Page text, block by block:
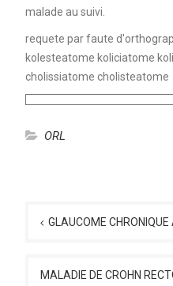
malade au suivi.
requete par faute
kolesteatome koliciatome
cholissiatome cholisteatome
ORL
de GLAUCOME
MALADIE DE CROHN